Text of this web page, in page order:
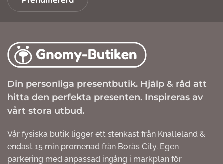
Din personliga presentbutik. Hjälp & råd att
hitta den perfekta presenten. Inspireras av
vårt stora utbud.
Vår fysiska butik ligger ett stenkast från Knalleland &
endast 15 min promenad från Borås City. Egen
parkering med anpassad ingång i markplan för